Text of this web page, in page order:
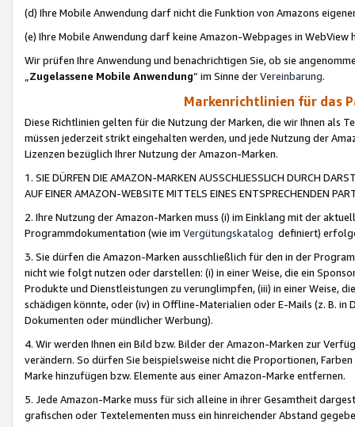
(d) Ihre Mobile Anwendung darf nicht die Funktion von Amazons
(e) Ihre Mobile Anwendung darf keine Amazon-Webpages in WebView
Wir prüfen Ihre Anwendung und benachrichtigen Sie, ob sie
„Zugelassene Mobile Anwendung“ im Sinne derVereinbarung.
Markenrichtlinien für das
Diese Richtlinien gelten für die Nutzung der Marken, die wir Ihnen als
müssen jederzeit strikt eingehalten werden, und jede Nutzung der
Lizenzen bezüglich Ihrer Nutzung der Amazon-Marken.
1. SIE DÜRFEN DIE AMAZON-MARKEN AUSSCHLIESSLICH DURCH
AUF EINER AMAZON-WEBSITE MITTELS EINES ENTSPRECHENDEN
2. Ihre Nutzung der Amazon-Marken muss (i) im Einklang mit der
Programmdokumentation (wie im Vergütungskatalog definiert)
3. Sie dürfen die Amazon-Marken ausschließlich für den in der
nicht wie folgt nutzen oder darstellen: (i) in einer Weise, die ein
Produkte und Dienstleistungen zu verunglimpfen, (iii) in einer Weise,
schädigen könnte, oder (iv) in Offline-Materialien oder E-Mails (z. B. in
Dokumenten oder mündlicher Werbung).
4. Wir werden Ihnen ein Bild bzw. Bilder der Amazon-Marken zur
verändern. So dürfen Sie beispielsweise nicht die Proportionen,
Marke hinzufügen bzw. Elemente aus einer Amazon-Marke entfernen.
5. Jede Amazon-Marke muss für sich alleine in ihrer Gesamtheit
grafischen oder Textelementen muss ein hinreichender Abstand